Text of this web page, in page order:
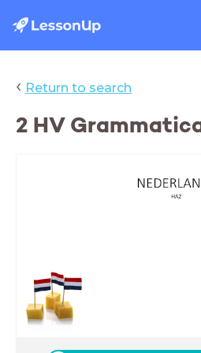
‹ Return to search
2 HV